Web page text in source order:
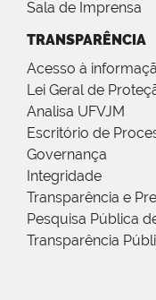
Sala de Imprensa
TRANSPARÊNCIA
Acesso à
Lei Geral de
Analisa UFVJM
Escritório de
Governança
Integridade
Transparência e
Pesquisa Pública
Transparência